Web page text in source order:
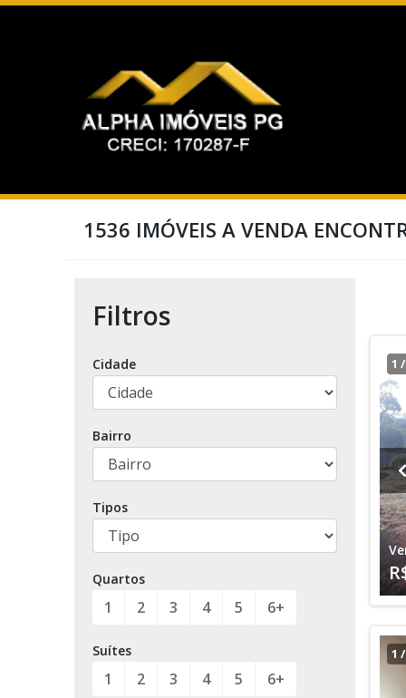
1536 IMÓVEIS A VENDA
Filtros
Cidade
Bairro
Tipos
Quartos
1 2 3 4 5 6+
Suítes
1 2 3 4 5 6+
1 /
1 /